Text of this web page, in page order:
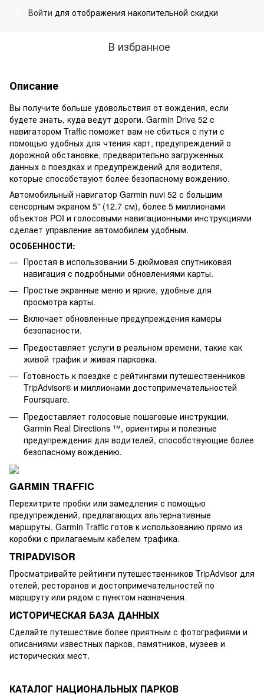
Войти для отображения накопительной скидки
В избранное
Описание
Вы получите больше удовольствия от вождения, если
будете знать, куда ведут дороги. Garmin Drive 52 с
навигатором Traffic поможет вам не сбиться с пути с
помощью удобных для чтения карт, предупреждений о
дорожной обстановке, предварительно загруженных
данных о поездках и предупреждений для водителя,
которые способствуют более безопасному вождению.
Автомобильный навигатор Garmin nuvi 52 с большим
сенсорным экраном 5” (12.7 см), более 5 миллионами
объектов POI и голосовыми навигационными инструкциями
сделает управление автомобилем удобным.
ОСОБЕННОСТИ:
Простая в использовании 5-дюймовая спутниковая
навигация с подробными обновлениями карты.
Простые экранные меню и яркие, удобные для
просмотра карты.
Включает обновленные предупреждения камеры
безопасности.
Предоставляет услуги в реальном времени, такие как
живой трафик и живая парковка.
Готовность к поездке с рейтингами путешественников
TripAdvisor® и миллионами достопримечательностей
Foursquare.
Предоставляет голосовые пошаговые инструкции,
Garmin Real Directions ™, ориентиры и полезные
предупреждения для водителей, способствующие более
безопасному вождению.
GARMIN TRAFFIC
Перехитрите пробки или замедления с помощью
предупреждений, предлагающих альтернативные
маршруты. Garmin Traffic готов к использованию прямо из
коробки с прилагаемым кабелем трафика.
TRIPADVISOR
Просматривайте рейтинги путешественников TripAdvisor для
отелей, ресторанов и достопримечательностей по
маршруту или рядом с пунктом назначения.
ИСТОРИЧЕСКАЯ БАЗА ДАННЫХ
Сделайте путешествие более приятным с фотографиями и
описаниями известных парков, памятников, музеев и
исторических мест.
КАТАЛОГ НАЦИОНАЛЬНЫХ ПАРКОВ